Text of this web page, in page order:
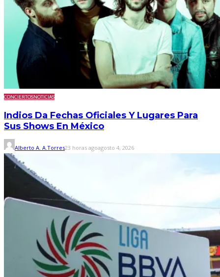
CONCIERTOSNOTICIAS
Indios Da Fechas Oficiales Y Lugares Para
Sus Shows En México
Alberto A. A.Torres23 horas agoagosto 4, 2026